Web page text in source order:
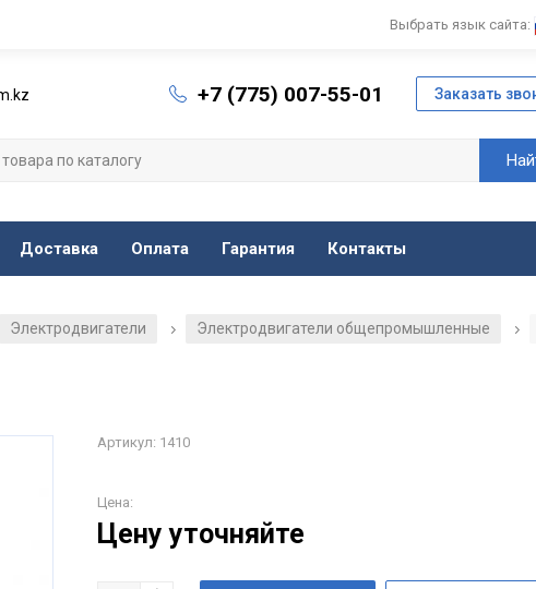
Выбрать язык сайта:
+7 (775) 007-55-01
Доставка Оплата Гарантия Контакты
Электродвигатели / Электродвигатели общепромышленные /
Артикул: 1410
Цена:
Цену уточняйте